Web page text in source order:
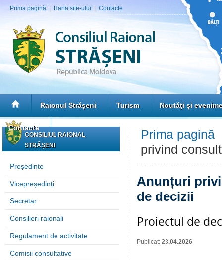
Prima pagină Harta site-ului Contacte
Raionul Strășeni Turism Noutăţi și
Contacte
CONSILIUL RAIONAL
STRĂȘENI
Președinte
Vicepreședinți
Secretar
Consilieri raionali
Regulament de activitate
Comisii consultative
Prima pagină
privind
Anunțuri
de decizii
Proiectul de
Publicat: 23.04.2026